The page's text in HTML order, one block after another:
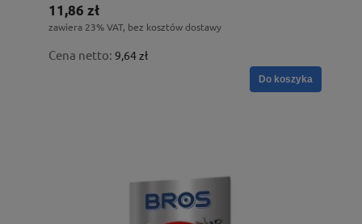
11,86 zł
zawiera 23% VAT, bez kosztów dostawy
Cena netto: 9,64 zł
Do koszyka